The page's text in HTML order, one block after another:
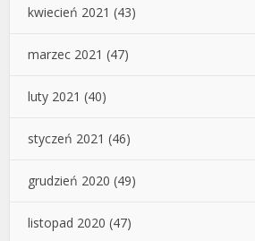
kwiecień 2021 (43)
marzec 2021 (47)
luty 2021 (40)
styczeń 2021 (46)
grudzień 2020 (49)
listopad 2020 (47)